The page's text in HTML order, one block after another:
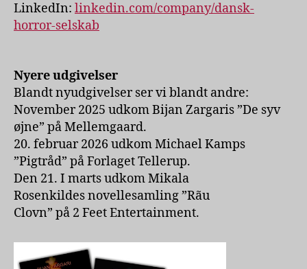
LinkedIn: linkedin.com/company/dansk-
horror-selskab
Nyere udgivelser
Blandt nyudgivelser ser vi blandt andre:
November 2025 udkom Bijan Zargaris ”De syv
øjne” på Mellemgaard.
20. februar 2026 udkom Michael Kamps
”Pigtråd” på Forlaget Tellerup.
Den 21. I marts udkom Mikala
Rosenkildes novellesamling ”Rãu
Clovn” på 2 Feet Entertainment.